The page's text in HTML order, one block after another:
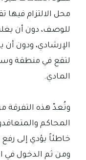
محل الالتزام فيها
للوصف، دون أن
الإرشادي، ودون أن
لتقع في منطقة
المادي.
وتُعدّ هذه التفرقة
المحاكم
خاطئاً يؤدي إلى
ومن ثم الدخول في